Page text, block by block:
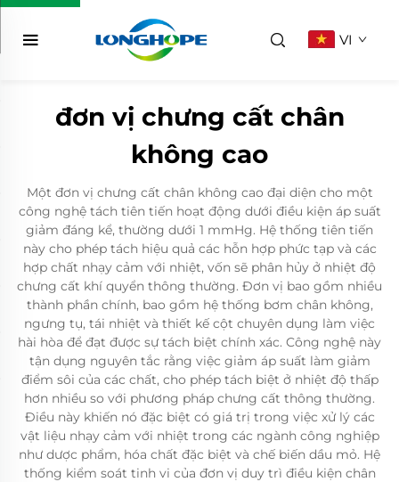
VI
đơn vị chưng cất chân
không cao
Một đơn vị chưng cất chân không cao đại diện cho một
công nghệ tách tiên tiến hoạt động dưới điều kiện áp suất
giảm đáng kể, thường dưới 1 mmHg. Hệ thống tiên tiến
này cho phép tách hiệu quả các hỗn hợp phức tạp và các
hợp chất nhạy cảm với nhiệt, vốn sẽ phân hủy ở nhiệt độ
chưng cất khí quyển thông thường. Đơn vị bao gồm nhiều
thành phần chính, bao gồm hệ thống bơm chân không,
ngưng tụ, tái nhiệt và thiết kế cột chuyên dụng làm việc
hài hòa để đạt được sự tách biệt chính xác. Công nghệ này
tận dụng nguyên tắc rằng việc giảm áp suất làm giảm
điểm sôi của các chất, cho phép tách biệt ở nhiệt độ thấp
hơn nhiều so với phương pháp chưng cất thông thường.
Điều này khiến nó đặc biệt có giá trị trong việc xử lý các
vật liệu nhạy cảm với nhiệt trong các ngành công nghiệp
như dược phẩm, hóa chất đặc biệt và chế biến dầu mỏ. Hệ
thống kiểm soát tinh vi của đơn vị duy trì điều kiện chân